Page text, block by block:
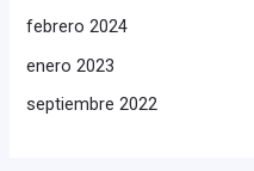
febrero 2024
enero 2023
septiembre 2022